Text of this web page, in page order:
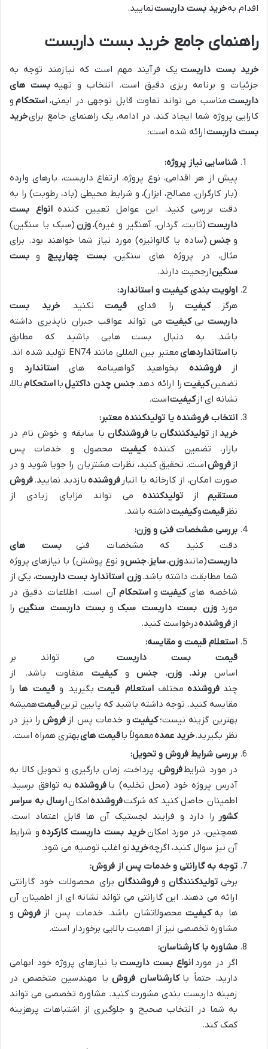
اقدام بهخرید بست داربستنمایید.
راهنمای جامع خرید بست داربست
خرید بست داربست یک فرآیند مهم است که نیازمند توجه به
جزئیات و برنامه ریزی دقیق است. انتخاب و تهیه بست های
داربست مناسب می تواند تفاوت قابل توجهی در ایمنی، استحکام و
کارایی پروژه شما ایجاد کند. در ادامه، یک راهنمای جامع برایخرید
بست داربستارائه شده است:
شناسایی نیاز پروژه:
پیش از هر اقدامی، نوع پروژه، ارتفاع داربست، بارهای وارده
(بار کارگران، مصالح، ابزار)، و شرایط محیطی (باد، رطوبت) را به
دقت بررسی کنید. این عوامل تعیین کننده انواع بست
داربست (ثابت، گردان، آهنگیر و غیره)،وزن (سبک یا سنگین)
و جنس (ساده یا گالوانیزه) مورد نیاز شما خواهند بود. برای
مثال، در پروژه های سنگین، بست چهارپیچ و بست
سنگینارجحیت دارند.
اولویت بندی کیفیت و استاندارد:
هرگز
کیفیت را فدای قیمت نکنید.
خرید بست
داربست بی کیفیت می تواند عواقب جبران ناپذیری داشته
باشد. به دنبال بست هایی باشید که مطابق
بااستانداردهای
معتبر بین المللی مانند EN74 تولید شده اند.
از
فروشنده بخواهید گواهینامه های استاندارد
و
تضمینکیفیت را ارائه دهد.جنس چدن داکتیلبااستحکامبالا،
نشانه ای از کیفیتاست.
انتخاب فروشنده یا تولیدکننده معتبر:
خرید از تولیدکنندگان یا فروشندگان با سابقه و خوش نام در
بازار، تضمین کننده
کیفیت
محصول و خدمات پس
از فروشاست. تحقیق کنید، نظرات مشتریان را جویا شوید و در
صورت امکان، از کارخانه یا انبار فروشندهبازدید نمایید.فروش
مستقیم
از تولیدکننده
می تواند مزایای زیادی از
نظر قیمتوکیفیتداشته باشد.
بررسی مشخصات فنی و وزن:
دقت کنید که مشخصات فنی
بست های
داربست(مانندوزن،سایز،جنسو نوع پوشش) با نیازهای پروژه
شما مطابقت داشته باشد.وزن استاندارد بست داربست، یکی از
شاخصه های کیفیت و استحکام آن است. اطلاعات دقیق در
مورد وزن بست داربست سبک و بست داربست سنگین را
از فروشندهدرخواست کنید.
استعلام قیمت و مقایسه:
قیمت بست داربست
می تواند بر
اساس
برند، وزن، جنس و کیفیت
متفاوت باشد. از
چند فروشنده مختلف استعلام قیمت بگیرید و قیمت ها را
مقایسه کنید. توجه داشته باشید که پایین ترینقیمتهمیشه
بهترین گزینه نیست؛کیفیت و خدمات پس از فروش را نیز در
نظر بگیرید.خرید عمدهمعمولاً باقیمت هایبهتری همراه است.
بررسی شرایط فروش و تحویل:
در مورد شرایطفروش، پرداخت، زمان بارگیری و تحویل کالا به
آدرس پروژه خود (محل تخلیه) با فروشنده به توافق برسید.
اطمینان حاصل کنید که شرکتفروشندهامکانارسال به سراسر
کشور را دارد و فرایند لجستیک آن ها قابل اعتماد است.
همچنین، در مورد امکانخرید بست داربست کارکرده و شرایط
آن نیز سوال کنید، اگرچهخریدنو اغلب توصیه می شود.
توجه به گارانتی و خدمات پس از فروش:
برخی تولیدکنندگان و فروشندگان برای محصولات خود گارانتی
ارائه می دهند. این گارانتی می تواند نشانه ای از اطمینان آن
ها به کیفیت محصولاتشان باشد. خدمات پس از فروش و
مشاوره تخصصی نیز از اهمیت بالایی برخوردار است.
مشاوره با کارشناسان:
اگر در مورد انواع بست داربست یا نیازهای پروژه خود ابهامی
دارید، حتماً با کارشناسان فروش یا مهندسین متخصص در
زمینه داربست بندی مشورت کنید. مشاوره تخصصی می تواند
به شما در انتخاب صحیح و جلوگیری از اشتباهات پرهزینه
کمک کند.